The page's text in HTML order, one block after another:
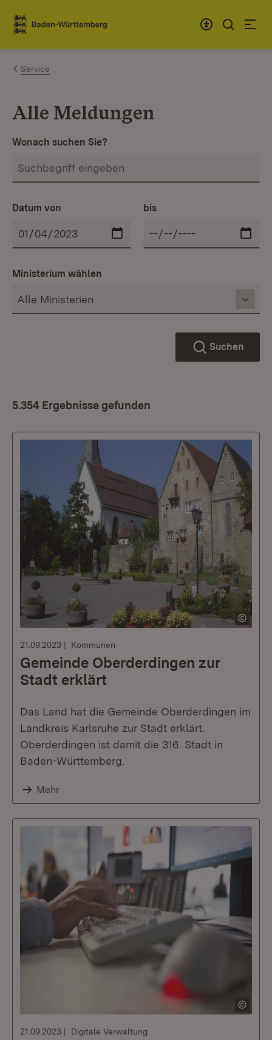
Zum Inhalt springen
Link zur Startseite
Service
Alle Meldungen
Wonach suchen Sie?
Datum von bis
Ministerium wählen
Suchen
5.354 Ergebnisse gefunden
21.09.2023 Kommunen
Gemeinde Oberderdingen zur
Stadt erklärt
Das Land hat die Gemeinde Oberderdingen im
Landkreis Karlsruhe zur Stadt erklärt.
Oberderdingen ist damit die 316. Stadt in
Baden-Württemberg.
Mehr
21.09.2023 Digitale Verwaltung